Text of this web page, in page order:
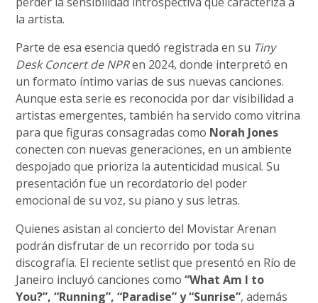
la artista.
Parte de esa esencia quedó registrada en su Tiny
Desk Concert de NPRen 2024, donde interpretó en
un formato íntimo varias de sus nuevas canciones.
Aunque esta serie es reconocida por dar visibilidad a
artistas emergentes, también ha servido como vitrina
para que figuras consagradas como Norah Jones
conecten con nuevas generaciones, en un ambiente
despojado que prioriza la autenticidad musical. Su
presentación fue un recordatorio del poder
emocional de su voz, su piano y sus letras.
Quienes asistan al concierto del Movistar Arenan
podrán disfrutar de un recorrido por toda su
discografía. El reciente setlist que presentó en Río de
Janeiro incluyó canciones como“What Am I to
You?”, “Running”, “Paradise” y “Sunrise”, además